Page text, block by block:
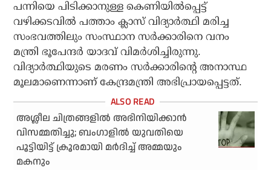
പന്നിയെ പിടിക്കാനുള്ള കെണിയില്‍പ്പെട്ട്
വഴിക്കടവില്‍ പത്താം ക്ലാസ് വിദ്യാര്‍ത്ഥി മരിച്ച
സംഭവത്തിലും സംസ്ഥാന സര്‍ക്കാരിനെ വനം
മന്ത്രി ഭൂപേന്ദര്‍ യാദവ് വിമര്‍ശിച്ചിരുന്നു.
വിദ്യാര്‍ത്ഥിയുടെ മരണം സര്‍ക്കാരിന്റെ അനാസ്ഥ
മൂലമാണെന്നാണ് കേന്ദ്രമന്ത്രി അഭിപ്രായപ്പെട്ടത്.
അശ്ലീല ചിത്രങ്ങളില്‍ അഭിനിയിക്കാന്‍
വിസമ്മതിച്ചു; ബംഗാളില്‍ യുവതിയെ
പൂട്ടിയിട്ട് ക്രൂരമായി മര്‍ദിച്ച് അമ്മയും
മകനും